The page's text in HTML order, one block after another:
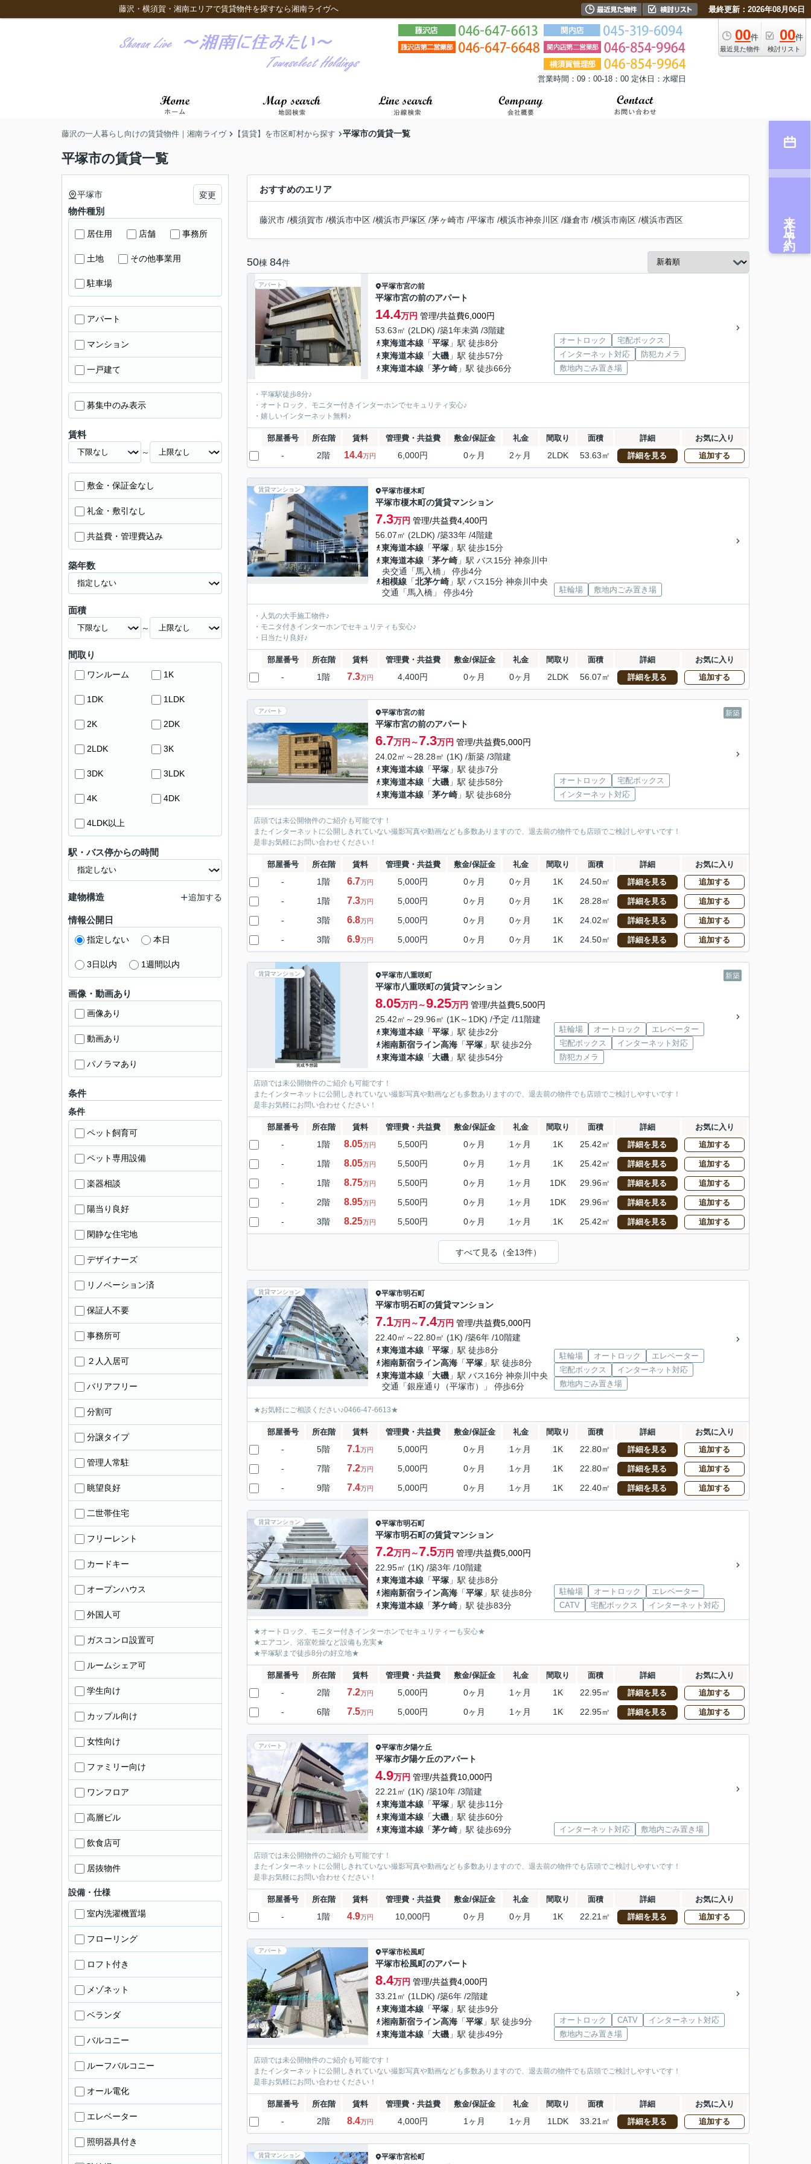
藤沢・横須賀・湘南エリアで賃貸物件を探すなら湘南ライヴへ 最終更新：2026年08月06日
00件
最近見た物件
00件
検討リスト
営業時間：09：00-18：00 定休日：水曜日
藤沢の一人暮らし向けの賃貸物件｜湘南ライヴ 【賃貸】を市区町村から探す 平塚市の賃貸一覧
平塚市の賃貸一覧
おすすめのエリア
藤沢市 /横須賀市 /横浜市中区 /横浜市戸塚区 /茅ヶ崎市 /平塚市 /横浜市神奈川区 /鎌倉市 /横浜市南区 /横浜市西区
50棟 84件
アパート 平塚市宮の前
平塚市宮の前のアパート
14.4万円 管理/共益費6,000円
53.63㎡ (2LDK) /築1年未満 /3階建
東海道本線 「平塚 」駅 徒歩8分
東海道本線 「大磯 」駅 徒歩57分
東海道本線 「茅ケ崎 」駅 徒歩66分
オートロック
宅配ボックス
インターネット対応
防犯カメラ
敷地内ごみ置き場
・平塚駅徒歩8分♪
・オートロック、モニター付きインターホンでセキュリティ安心♪
・嬉しいインターネット無料♪
部屋番号 所在階 賃料 管理費・共益費 敷金/保証金 礼金 間取り 面積 詳細 お気に入り
- 2階 14.4万円 6,000円 0ヶ月 2ヶ月 2LDK 53.63㎡ 詳細を見る 追加する
賃貸マンション 平塚市榎木町
平塚市榎木町の賃貸マンション
7.3万円 管理/共益費4,400円
56.07㎡ (2LDK) /築33年 /4階建
東海道本線 「平塚 」駅 徒歩15分
東海道本線 「茅ケ崎 」駅 バス15分 神奈川中
央交通「馬入橋」 停歩4分
相模線 「北茅ケ崎 」駅 バス15分 神奈川中央
交通「馬入橋」 停歩4分
駐輪場 敷地内ごみ置き場
・人気の大手施工物件♪
・モニタ付きインターホンでセキュリティも安心♪
・日当たり良好♪
部屋番号 所在階 賃料 管理費・共益費 敷金/保証金 礼金 間取り 面積 詳細 お気に入り
- 1階 7.3万円 4,400円 0ヶ月 0ヶ月 2LDK 56.07㎡ 詳細を見る 追加する
アパート 新築
平塚市宮の前
平塚市宮の前のアパート
6.7万円～7.3万円 管理/共益費5,000円
24.02㎡～28.28㎡ (1K) /新築 /3階建
東海道本線 「平塚 」駅 徒歩7分
東海道本線 「大磯 」駅 徒歩58分
東海道本線 「茅ケ崎 」駅 徒歩68分
オートロック
宅配ボックス
インターネット対応
店頭では未公開物件のご紹介も可能です！
またインターネットに公開しきれていない撮影写真や動画なども多数ありますので、退去前の物件でも店頭でご検討しやすいです！
是非お気軽にお問い合わせください！
部屋番号 所在階 賃料 管理費・共益費 敷金/保証金 礼金 間取り 面積 詳細 お気に入り
- 1階 6.7万円 5,000円 0ヶ月 0ヶ月 1K 24.50㎡ 詳細を見る 追加する
- 1階 7.3万円 5,000円 0ヶ月 0ヶ月 1K 28.28㎡ 詳細を見る 追加する
- 3階 6.8万円 5,000円 0ヶ月 0ヶ月 1K 24.02㎡ 詳細を見る 追加する
- 3階 6.9万円 5,000円 0ヶ月 0ヶ月 1K 24.50㎡ 詳細を見る 追加する
賃貸マンション 新築
平塚市八重咲町
平塚市八重咲町の賃貸マンション
8.05万円～9.25万円 管理/共益費5,500円
25.42㎡～29.96㎡ (1K～1DK) /予定 /11階建
東海道本線 「平塚 」駅 徒歩2分
湘南新宿ライン高海 「平塚 」駅 徒歩2分
東海道本線 「大磯 」駅 徒歩54分
駐輪場 オートロック
エレベーター
宅配ボックス
インターネット対応
防犯カメラ
店頭では未公開物件のご紹介も可能です！
またインターネットに公開しきれていない撮影写真や動画なども多数ありますので、退去前の物件でも店頭でご検討しやすいです！
是非お気軽にお問い合わせください！
部屋番号 所在階 賃料 管理費・共益費 敷金/保証金 礼金 間取り 面積 詳細 お気に入り
- 1階 8.05万円 5,500円 0ヶ月 1ヶ月 1K 25.42㎡ 詳細を見る 追加する
- 1階 8.05万円 5,500円 0ヶ月 1ヶ月 1K 25.42㎡ 詳細を見る 追加する
- 1階 8.75万円 5,500円 0ヶ月 1ヶ月 1DK 29.96㎡ 詳細を見る 追加する
- 2階 8.95万円 5,500円 0ヶ月 1ヶ月 1DK 29.96㎡ 詳細を見る 追加する
- 3階 8.25万円 5,500円 0ヶ月 1ヶ月 1K 25.42㎡ 詳細を見る 追加する
すべて見る（全13件）
賃貸マンション 平塚市明石町
平塚市明石町の賃貸マンション
7.1万円～7.4万円 管理/共益費5,000円
22.40㎡～22.80㎡ (1K) /築6年 /10階建
東海道本線 「平塚 」駅 徒歩8分
湘南新宿ライン高海 「平塚 」駅 徒歩8分
東海道本線 「大磯 」駅 バス16分 神奈川中央
交通「銀座通り（平塚市）」 停歩6分
駐輪場 オートロック
エレベーター
宅配ボックス
インターネット対応
敷地内ごみ置き場
★お気軽にご相談ください♪0466-47-6613★
部屋番号 所在階 賃料 管理費・共益費 敷金/保証金 礼金 間取り 面積 詳細 お気に入り
- 5階 7.1万円 5,000円 0ヶ月 1ヶ月 1K 22.80㎡ 詳細を見る 追加する
- 7階 7.2万円 5,000円 0ヶ月 1ヶ月 1K 22.80㎡ 詳細を見る 追加する
- 9階 7.4万円 5,000円 0ヶ月 1ヶ月 1K 22.40㎡ 詳細を見る 追加する
賃貸マンション 平塚市明石町
平塚市明石町の賃貸マンション
7.2万円～7.5万円 管理/共益費5,000円
22.95㎡ (1K) /築3年 /10階建
東海道本線 「平塚 」駅 徒歩8分
湘南新宿ライン高海 「平塚 」駅 徒歩8分
東海道本線 「茅ケ崎 」駅 徒歩83分
駐輪場 オートロック
エレベーター
CATV
宅配ボックス インターネット対応
★オートロック、モニター付きインターホンでセキュリティーも安心★
★エアコン、浴室乾燥など設備も充実★
★平塚駅まで徒歩8分の好立地★
部屋番号 所在階 賃料 管理費・共益費 敷金/保証金 礼金 間取り 面積 詳細 お気に入り
- 2階 7.2万円 5,000円 0ヶ月 1ヶ月 1K 22.95㎡ 詳細を見る 追加する
- 6階 7.5万円 5,000円 0ヶ月 1ヶ月 1K 22.95㎡ 詳細を見る 追加する
アパート 平塚市夕陽ケ丘
平塚市夕陽ケ丘のアパート
4.9万円 管理/共益費10,000円
22.21㎡ (1K) /築10年 /3階建
東海道本線 「平塚 」駅 徒歩11分
東海道本線 「大磯 」駅 徒歩60分
東海道本線 「茅ケ崎 」駅 徒歩69分 インターネット対応 敷地内ごみ置き場
店頭では未公開物件のご紹介も可能です！
またインターネットに公開しきれていない撮影写真や動画なども多数ありますので、退去前の物件でも店頭でご検討しやすいです！
是非お気軽にお問い合わせください！
部屋番号 所在階 賃料 管理費・共益費 敷金/保証金 礼金 間取り 面積 詳細 お気に入り
- 1階 4.9万円 10,000円 0ヶ月 0ヶ月 1K 22.21㎡ 詳細を見る 追加する
アパート 平塚市松風町
平塚市松風町のアパート
8.4万円 管理/共益費4,000円
33.21㎡ (1LDK) /築6年 /2階建
東海道本線 「平塚 」駅 徒歩9分
湘南新宿ライン高海 「平塚 」駅 徒歩9分
東海道本線 「大磯 」駅 徒歩49分
オートロック CATV
インターネット対応
敷地内ごみ置き場
店頭では未公開物件のご紹介も可能です！
またインターネットに公開しきれていない撮影写真や動画なども多数ありますので、退去前の物件でも店頭でご検討しやすいです！
是非お気軽にお問い合わせください！
部屋番号 所在階 賃料 管理費・共益費 敷金/保証金 礼金 間取り 面積 詳細 お気に入り
- 2階 8.4万円 4,000円 1ヶ月 1ヶ月 1LDK 33.21㎡ 詳細を見る 追加する
賃貸マンション 平塚市宮松町
平塚市 変更
物件種別
居住用 店舗 事務所
土地 その他事業用
駐車場
アパート
マンション
一戸建て
募集中のみ表示
賃料
～
敷金・保証金なし
礼金・敷引なし
共益費・管理費込み
築年数
面積
～
間取り
ワンルーム 1K
1DK 1LDK
2K 2DK
2LDK 3K
3DK 3LDK
4K 4DK
4LDK以上
駅・バス停からの時間
建物構造 追加する
情報公開日
指定しない 本日
3日以内 1週間以内
画像・動画あり
画像あり
動画あり
パノラマあり
条件
条件
ペット飼育可
ペット専用設備
楽器相談
陽当り良好
閑静な住宅地
デザイナーズ
リノベーション済
保証人不要
事務所可
２人入居可
バリアフリー
分割可
分譲タイプ
管理人常駐
眺望良好
二世帯住宅
フリーレント
カードキー
オープンハウス
外国人可
ガスコンロ設置可
ルームシェア可
学生向け
カップル向け
女性向け
ファミリー向け
ワンフロア
高層ビル
飲食店可
居抜物件
設備・仕様
室内洗濯機置場
フローリング
ロフト付き
メゾネット
ベランダ
バルコニー
ルーフバルコニー
オール電化
エレベーター
照明器具付き
来店予約